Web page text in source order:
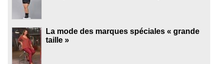
La mode des marques spéciales « grande
taille »